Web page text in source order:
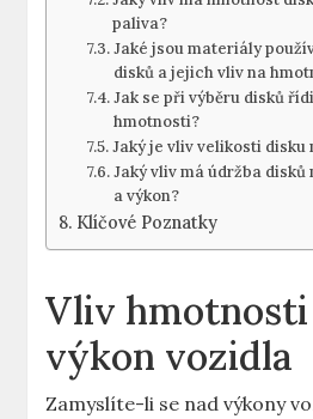
paliva?
Jaké jsou⁣ materiály
disků a jejich vliv na‍
Jak se při výběru ‍disků
hmotnosti?
Jaký je​ vliv velikosti disku⁣
Jaký⁤ vliv má údržba
⁢a výkon?
Klíčové Poznatky
Vliv
výkon vozidla
Zamyslíte-li se ​nad výkony